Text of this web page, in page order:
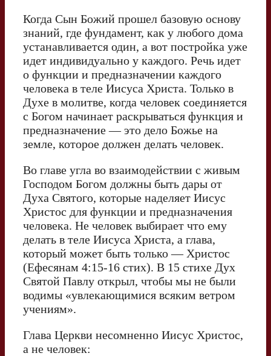
Когда Сын Божий прошел базовую основу
знаний, где фундамент, как у любого дома
устанавливается один, а вот постройка уже
идет индивидуально у каждого. Речь идет
о функции и предназначении каждого
человека в теле Иисуса Христа. Только в
Духе в молитве, когда человек соединяется
с Богом начинает раскрываться функция и
предназначение — это дело Божье на
земле, которое должен делать человек.
Во главе угла во взаимодействии с живым
Господом Богом должны быть дары от
Духа Святого, которые наделяет Иисус
Христос для функции и предназначения
человека. Не человек выбирает что ему
делать в теле Иисуса Христа, а глава,
который может быть только — Христос
(Ефесянам 4:15-16 стих). В 15 стихе Дух
Святой Павлу открыл, чтобы мы не были
водимы «увлекающимися всяким ветром
учениям».
Глава Церкви несомненно Иисус Христос,
а не человек: